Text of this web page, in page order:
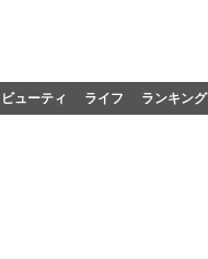
ビューティ ライフ ランキング